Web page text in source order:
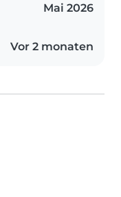
Mai 2026
Vor 2 monaten